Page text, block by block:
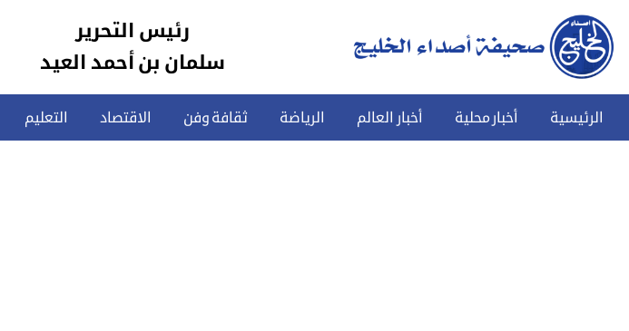
رئيس التحرير
سلمان بن أحمد العيد
الرئيسية أخبار محلية أخبار العالم الرياضة ثقافة وفن الاقتصاد التعليم